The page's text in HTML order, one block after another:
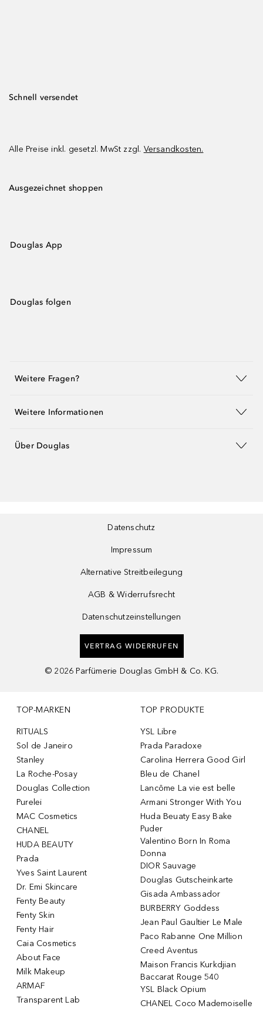
Schnell versendet
Alle Preise inkl. gesetzl. MwSt zzgl. Versandkosten.
Ausgezeichnet shoppen
Douglas App
Douglas folgen
Weitere Fragen?
Weitere Informationen
Über Douglas
Datenschutz
Impressum
Alternative Streitbeilegung
AGB & Widerrufsrecht
Datenschutzeinstellungen
VERTRAG WIDERRUFEN
© 2026 Parfümerie Douglas GmbH & Co. KG.
TOP-MARKEN
RITUALS
Sol de Janeiro
Stanley
La Roche-Posay
Douglas Collection
Purelei
MAC Cosmetics
CHANEL
HUDA BEAUTY
Prada
Yves Saint Laurent
Dr. Emi Skincare
Fenty Beauty
Fenty Skin
Fenty Hair
Caia Cosmetics
About Face
Milk Makeup
ARMAF
Transparent Lab
TOP PRODUKTE
YSL Libre
Prada Paradoxe
Carolina Herrera Good Girl
Bleu de Chanel
Lancôme La vie est belle
Armani Stronger With You
Huda Beuaty Easy Bake
Puder
Valentino Born In Roma
Donna
DIOR Sauvage
Douglas Gutscheinkarte
Gisada Ambassador
BURBERRY Goddess
Jean Paul Gaultier Le Male
Paco Rabanne One Million
Creed Aventus
Maison Francis Kurkdjian
Baccarat Rouge 540
YSL Black Opium
CHANEL Coco Mademoiselle